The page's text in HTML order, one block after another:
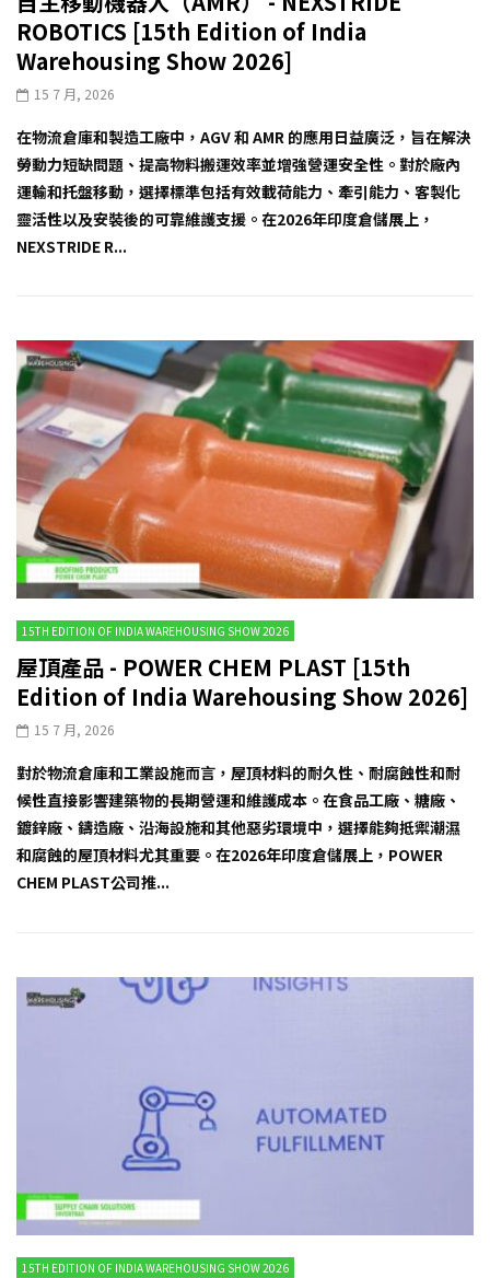
ROBOTICS [15th Edition of India
Warehousing Show 2026]
15 7 月, 2026
在物流倉庫和製造工廠中，AGV 和 AMR 的應用日益廣泛，旨在解決
勞動力短缺問題、提高物料搬運效率並增強營運安全性。對於廠內
運輸和托盤移動，選擇標準包括有效載荷能力、牽引能力、客製化
靈活性以及安裝後的可靠維護支援。在2026年印度倉儲展上，
NEXSTRIDE R...
15TH EDITION OF INDIA WAREHOUSING SHOW 2026
屋頂產品 - POWER CHEM PLAST [15th
Edition of India Warehousing Show 2026]
15 7 月, 2026
對於物流倉庫和工業設施而言，屋頂材料的耐久性、耐腐蝕性和耐
候性直接影響建築物的長期營運和維護成本。在食品工廠、糖廠、
鍍鋅廠、鑄造廠、沿海設施和其他惡劣環境中，選擇能夠抵禦潮濕
和腐蝕的屋頂材料尤其重要。在2026年印度倉儲展上，POWER
CHEM PLAST公司推...
15TH EDITION OF INDIA WAREHOUSING SHOW 2026